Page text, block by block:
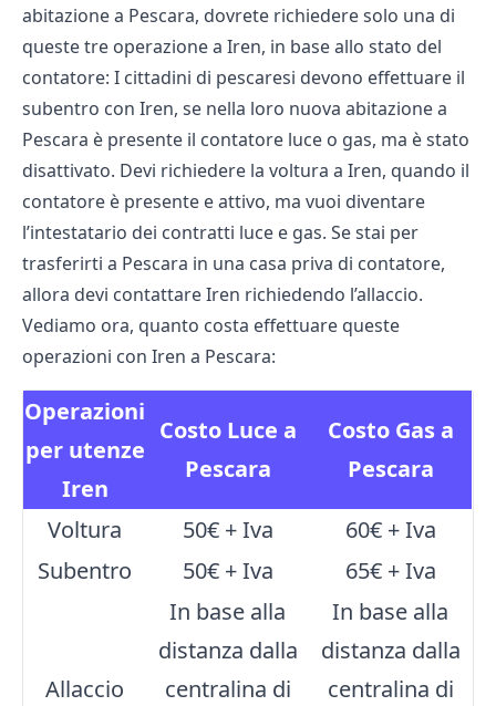
abitazione a Pescara, dovrete richiedere solo una di
queste tre operazione a Iren, in base allo stato del
contatore: I cittadini di pescaresi devono effettuare il
subentro con Iren, se nella loro nuova abitazione a
Pescara è presente il contatore luce o gas, ma è stato
disattivato. Devi richiedere la voltura a Iren, quando il
contatore è presente e attivo, ma vuoi diventare
l’intestatario dei contratti luce e gas. Se stai per
trasferirti a Pescara in una casa priva di contatore,
allora devi contattare Iren richiedendo l’allaccio.
Vediamo ora, quanto costa effettuare queste
operazioni con Iren a Pescara:
Operazioni
per utenze
Iren
Costo Luce a
Pescara
Costo Gas a
Pescara
Voltura 50€ + Iva
60€ + Iva
Subentro
50€ + Iva 65€ + Iva
Allaccio
In base alla
distanza dalla
centralina di
In base alla
distanza dalla
centralina di